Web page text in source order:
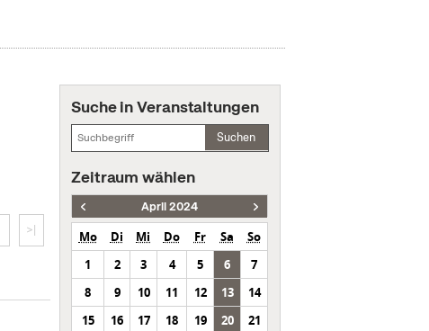
>|
Suche in Veranstaltungen
Suchen
Zeitraum wählen
April 2024
Mo Di Mi Do Fr Sa
So
1
2 3 4 5 6
7
8
9 10 11 12 13
14
15
16 17 18 19 20
21